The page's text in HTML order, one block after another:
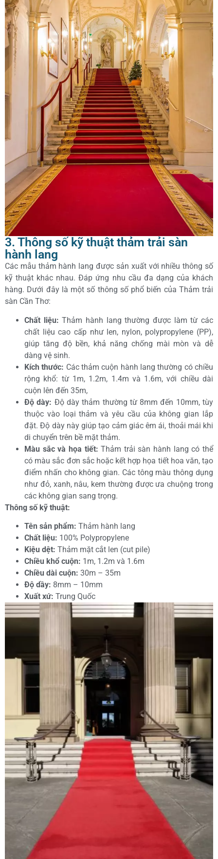
3. Thông số kỹ thuật thảm trải sàn
hành lang
Các mẫu thảm hành lang được sản xuất với nhiều thông số
kỹ thuật khác nhau. Đáp ứng nhu cầu đa dạng của khách
hàng. Dưới đây là một số thông số phổ biến của Thảm trải
sàn Cần Thơ:
Chất liệu: Thảm hành lang thường được làm từ các
chất liệu cao cấp như len, nylon, polypropylene (PP),
giúp tăng độ bền, khả năng chống mài mòn và dễ
dàng vệ sinh.
Kích thước: Các thảm cuộn hành lang thường có chiều
rộng khổ: từ 1m, 1.2m, 1.4m và 1.6m, với chiều dài
cuộn lên đến 35m,
Độ dày: Độ dày thảm thường từ 8mm đến 10mm, tùy
thuộc vào loại thảm và yêu cầu của không gian lắp
đặt. Độ dày này giúp tạo cảm giác êm ái, thoải mái khi
di chuyển trên bề mặt thảm.
Màu sắc và họa tiết:Thảm trải sàn hành lang có thể
có màu sắc đơn sắc hoặc kết hợp họa tiết hoa văn, tạo
điểm nhấn cho không gian. Các tông màu thông dụng
như đỏ, xanh, nâu, kem thường được ưa chuộng trong
các không gian sang trọng.
Thông số kỹ thuật:
Tên sản phẩm: Thảm hành lang
Chất liệu: 100% Polypropylene
Kiệu dệt: Thảm mặt cắt len (cut pile)
Chiều khổ cuộn: 1m, 1.2m và 1.6m
Chiều dài cuộn: 30m – 35m
Độ dầy: 8mm – 10mm
Xuất xứ: Trung Quốc